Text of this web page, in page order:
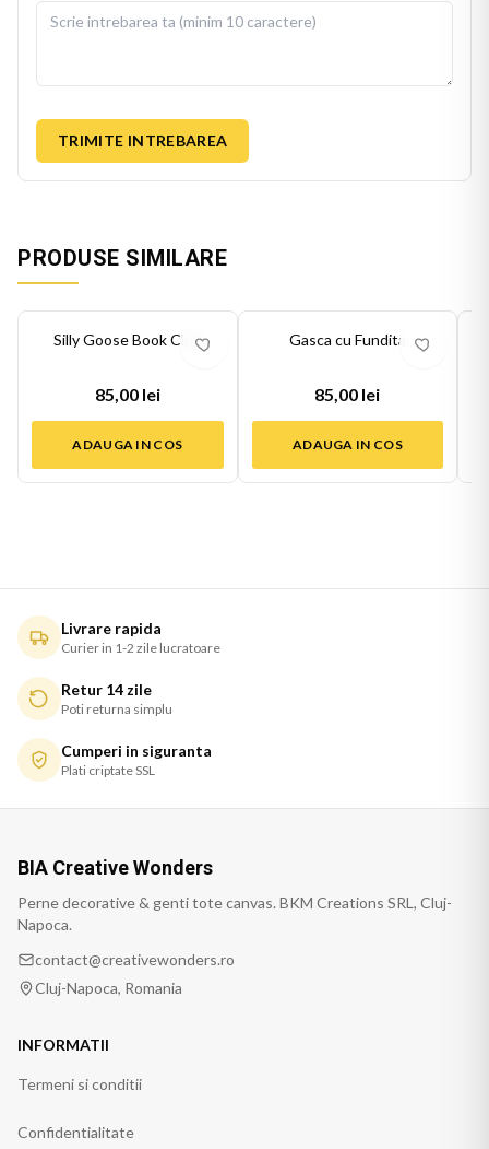
TRIMITE INTREBAREA
PRODUSE SIMILARE
Silly Goose Book Club
85,00 lei
ADAUGA IN COS
Gasca cu Fundita
85,00 lei
ADAUGA IN COS
Livrare rapida
Curier in 1-2 zile lucratoare
Retur 14 zile
Poti returna simplu
Cumperi in siguranta
Plati criptate SSL
BIA Creative Wonders
Perne decorative & genti tote canvas. BKM Creations SRL, Cluj-
Napoca.
contact@creativewonders.ro
Cluj-Napoca, Romania
INFORMATII
Termeni si conditii
Confidentialitate